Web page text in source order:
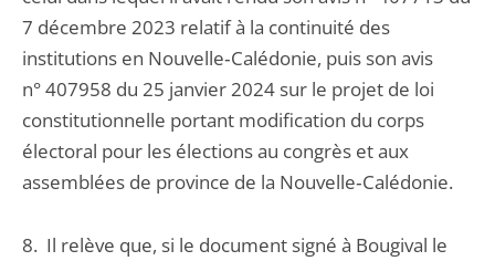
7 décembre 2023 relatif à la continuité des
institutions en Nouvelle‑Calédonie, puis son avis
n° 407958 du 25 janvier 2024 sur le projet de loi
constitutionnelle portant modification du corps
électoral pour les élections au congrès et aux
assemblées de province de la Nouvelle‑Calédonie.
8. Il relève que, si le document signé à Bougival le